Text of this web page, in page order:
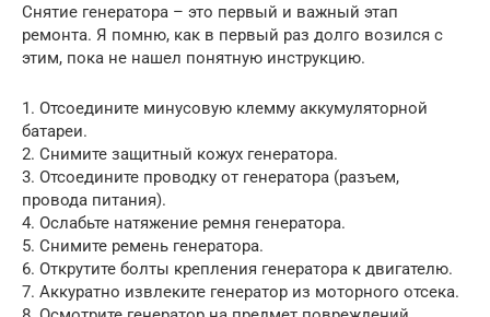
Снятие генератора – это первый и важный этап
ремонта. Я помню, как в первый раз долго возился с
этим, пока не нашел понятную инструкцию.
1. Отсоедините минусовую клемму аккумуляторной
батареи.
2. Снимите защитный кожух генератора.
3. Отсоедините проводку от генератора (разъем,
провода питания).
4. Ослабьте натяжение ремня генератора.
5. Снимите ремень генератора.
6. Открутите болты крепления генератора к двигателю.
7. Аккуратно извлеките генератор из моторного отсека.